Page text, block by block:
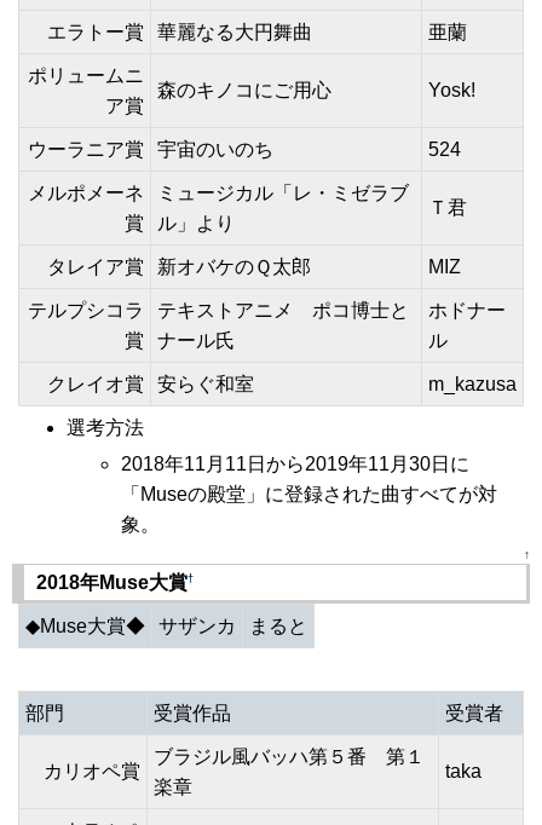
エラトー賞 華麗なる大円舞曲 亜蘭
ポリュームニ
ア賞
森のキノコにご用心 Yosk!
ウーラニア賞 宇宙のいのち 524
メルポメーネ
賞
ミュージカル「レ・ミゼラブ
ル」より
Ｔ君
タレイア賞 新オバケのＱ太郎 MIZ
テルプシコラ
賞
テキストアニメ ポコ博士と
ナール氏
ホドナー
ル
クレイオ賞 安らぐ和室 m_kazusa
選考方法
2018年11月11日から2019年11月30日に
「Museの殿堂」に登録された曲すべてが対
象。
↑
2018年Muse大賞†
◆Muse大賞◆ サザンカ まると
部門 受賞作品 受賞者
カリオペ賞
ブラジル風バッハ第５番 第１
楽章
taka